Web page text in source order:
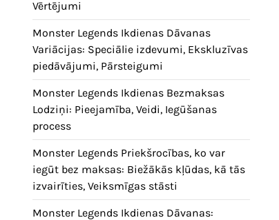
Vērtējumi
Monster Legends Ikdienas Dāvanas
Variācijas: Speciālie izdevumi, Ekskluzīvas
piedāvājumi, Pārsteigumi
Monster Legends Ikdienas Bezmaksas
Lodziņi: Pieejamība, Veidi, Iegūšanas
process
Monster Legends Priekšrocības, ko var
iegūt bez maksas: Biežākās kļūdas, kā tās
izvairīties, Veiksmīgas stāsti
Monster Legends Ikdienas Dāvanas: